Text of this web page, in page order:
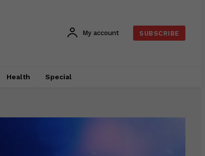
My account SUBSCRIBE
Health Special